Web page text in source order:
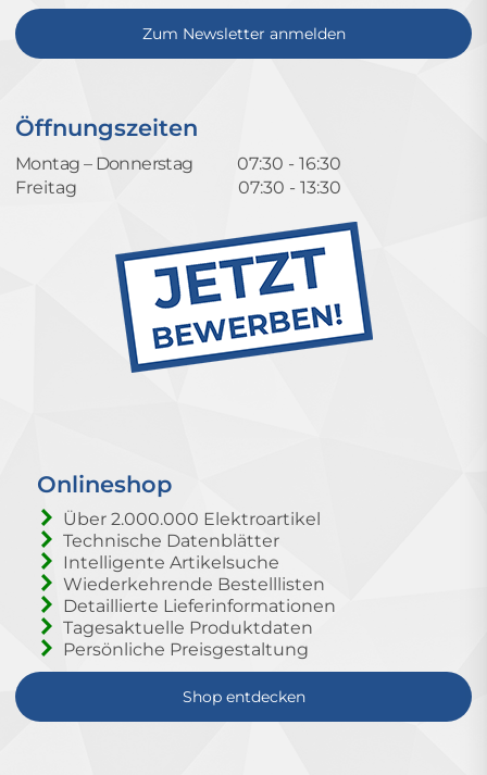
Instagram-
Facebook-
YouTube-
Kanal
LinkedIn-
Profil
Xing-
Profil
Zum Newsletter anmelden
Öffnungszeiten
Montag – Donnerstag
07:30 - 16:30
Freitag
07:30 - 13:30
Onlineshop
Über 2.000.000 Elektroartikel
Technische Datenblätter
Intelligente Artikelsuche
Wiederkehrende Bestelllisten
Detaillierte Lieferinformationen
Tagesaktuelle Produktdaten
Persönliche Preisgestaltung
Shop entdecken